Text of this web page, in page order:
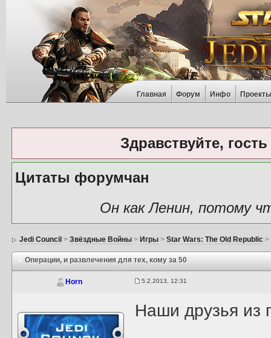
Главная Форум Инфо
Здравствуйте, гость
Цитаты форумчан
Он как Ленин, потому
Jedi Council >Звёздные Войны > Игры >Star Wars: The Old Republic >
Операции, и развлечения для тех, кому за 50
Horn 5.2.2013, 12:31
Наши друзья из